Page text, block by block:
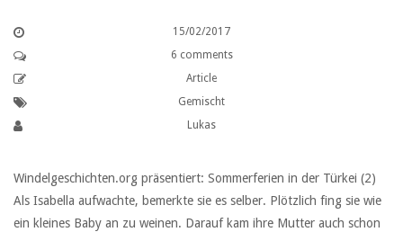
15/02/2017
6 comments
Article
Gemischt
Lukas
Windelgeschichten.org präsentiert: Sommerferien in der Türkei (2)
Als Isabella aufwachte, bemerkte sie es selber. Plötzlich fing sie wie
ein kleines Baby an zu weinen. Darauf kam ihre Mutter auch schon